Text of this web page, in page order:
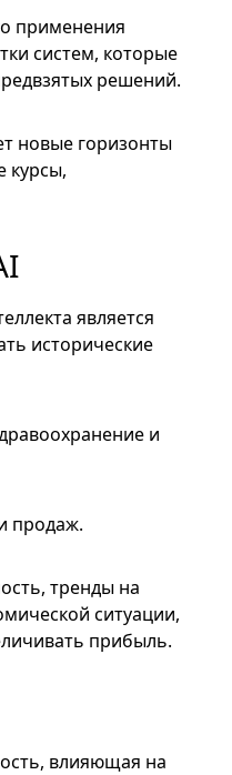
применения
систем, которые
решений.
новые горизонты
курсы,
является
исторические
и
продаж.
тренды на
ситуации,
прибыль.
влияющая на